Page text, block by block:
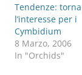
Tendenze: torna
l’interesse per i
Cymbidium
8 Marzo, 2006
In "Orchids"